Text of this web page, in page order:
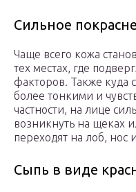
Сильное
Чаще всего кожа
тех местах, где
факторов. Также куда
более тонкими и
частности, на лице
возникнуть на щеках
переходят на лоб, нос
Сыпь в виде